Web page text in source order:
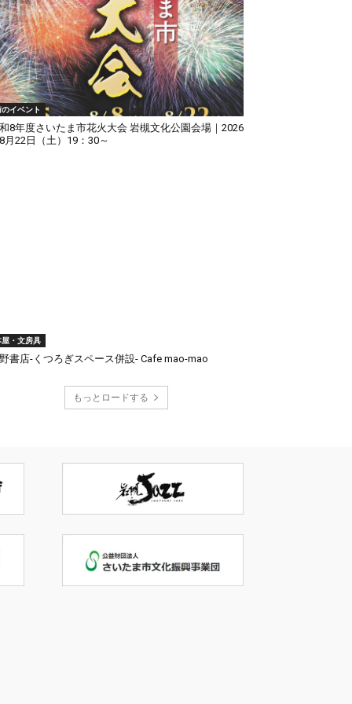
イベント
8年度さいたま市花火大会 岩槻文化公園会場｜2026
月22日（土）19：30～
・文房具
書店-くつろぎスペース併設- Cafe mao-mao
もっとロードする